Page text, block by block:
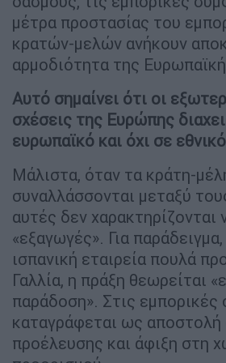
μέτρα προστασίας του
κρατών-μελών ανήκουν
αρμοδιότητα της
Αυτό σημαίνει ότι οι
σχέσεις της Ευρώπης
ευρωπαϊκό και όχι σε
Μάλιστα, όταν τα κράτη-
συναλλάσσονται μεταξύ
αυτές δεν χαρακτηρίζονται
«εξαγωγές». Για
ισπανική εταιρεία πουλά
Γαλλία, η πράξη θεωρείται
παράδοση». Στις εμπορικές
καταγράφεται ως
προέλευσης και άφιξη στη